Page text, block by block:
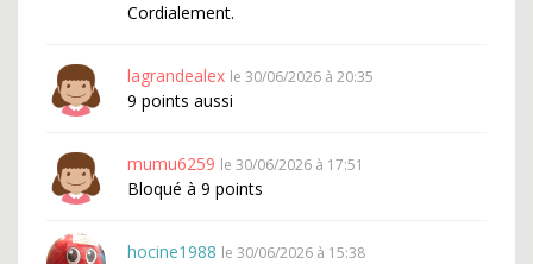
Cordialement.
lagrandealex le 30/06/2026 à 20:35
9 points aussi
mumu6259 le 30/06/2026 à 17:51
Bloqué à 9 points
hocine1988 le 30/06/2026 à 15:38